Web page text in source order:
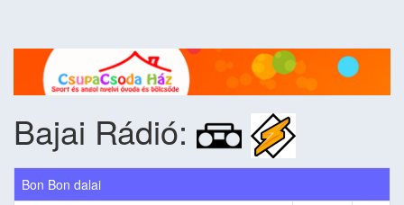
Bajai Rádió:
Bon Bon dalai